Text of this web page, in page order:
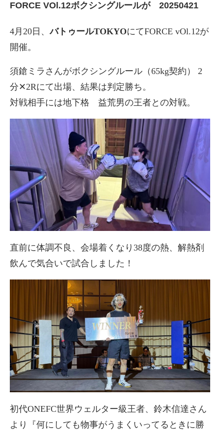
FORCE VOl.12ボクシングルールが 20250421
4月20日、バトゥールTOKYOにてFORCE vOl.12が
開催。
須鎗ミラさんがボクシングルール（65kg契約） 2
分✕2Rにて出場、結果は判定勝ち。
対戦相手には地下格 益荒男の王者との対戦。
直前に体調不良、会場着くなり38度の熱、解熱剤
飲んで気合いで試合しました！
初代ONEFC世界ウェルター級王者、鈴木信達さん
より『何にしても物事がうまくいってるときに勝